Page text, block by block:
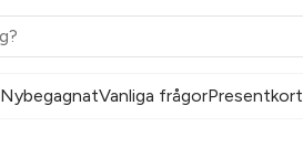
NybegagnatVanliga frågorPresentkort